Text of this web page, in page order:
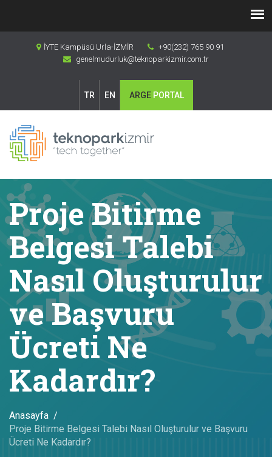
İYTE Kampüsü Urla-İZMİR
+90(232) 765 90 91
genelmudurluk@teknoparkizmir.com.tr
TR EN ARGE PORTAL
Proje Bitirme
Belgesi Talebi
Nasıl Oluşturulur
ve Başvuru
Ücreti Ne
Kadardır?
Anasayfa
Proje Bitirme Belgesi Talebi Nasıl Oluşturulur ve Başvuru
Ücreti Ne Kadardır?